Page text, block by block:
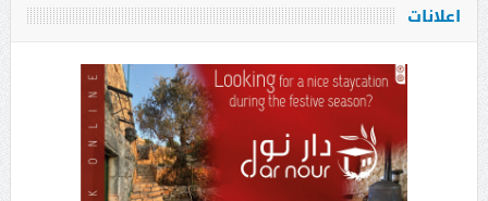
اعلانات